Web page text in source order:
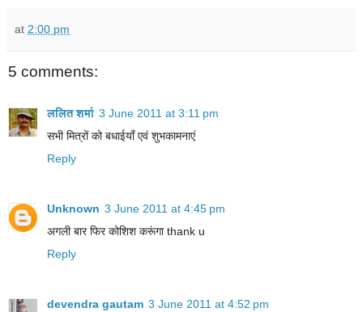
at 2:00 pm
5 comments:
ललित शर्मा 3 June 2011 at 3:11 pm
सभी मित्रों को बधाईयाँ एवं शुभकामनाएं
Reply
Unknown 3 June 2011 at 4:45 pm
अगली बार फिर कोशिश करूंगा thank u
Reply
devendra gautam 3 June 2011 at 4:52 pm